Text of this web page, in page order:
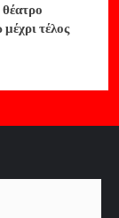
τέλος